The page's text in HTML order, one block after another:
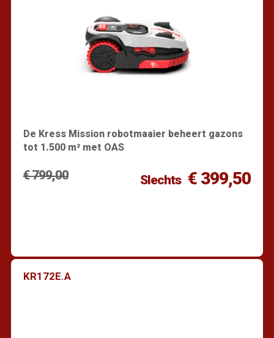
De Kress Mission robotmaaier beheert gazons
tot 1.500 m² met OAS
€ 799,00 Slechts € 399,50
KR172E.A